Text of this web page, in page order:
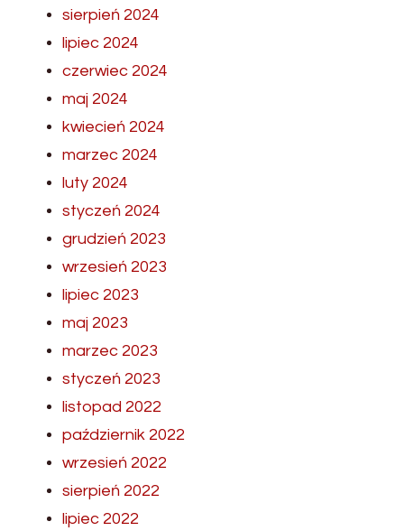
sierpień 2024
lipiec 2024
czerwiec 2024
maj 2024
kwiecień 2024
marzec 2024
luty 2024
styczeń 2024
grudzień 2023
wrzesień 2023
lipiec 2023
maj 2023
marzec 2023
styczeń 2023
listopad 2022
październik 2022
wrzesień 2022
sierpień 2022
lipiec 2022